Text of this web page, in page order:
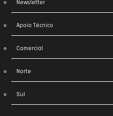
Newsletter
Apoio Técnico
Comercial
Norte
Sul